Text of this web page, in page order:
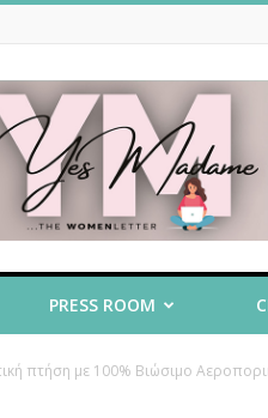
PRESS ROOM
πτήση με 100% Βιώσιμο